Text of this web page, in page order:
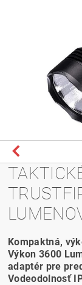
Kompaktná,
Výkon 3600
adaptér pre
Vodeodolnosť